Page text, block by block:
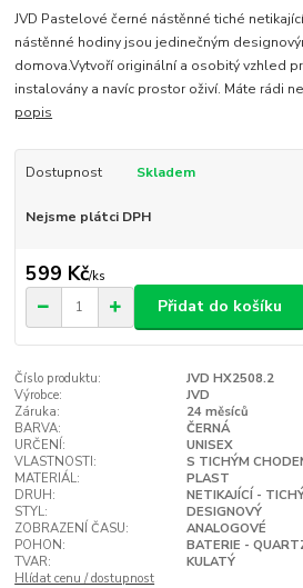
JVD Pastelové černé nástěnné tiché
nástěnné hodiny jsou jedinečným
domova.Vytvoří originální a osobitý vzhled
instalovány a navíc prostor oživí. Máte rádi
popis
Dostupnost Skladem
Nejsme plátci DPH
599 Kč/ks
Přidat do košíku
Číslo produktu:
JVD HX2508.2
Výrobce:
JVD
Záruka:
24 měsíců
BARVA:
ČERNÁ
URČENÍ:
UNISEX
VLASTNOSTI:
S TICHÝM
MATERIÁL:
PLAST
DRUH:
NETIKAJÍCÍ -
STYL:
DESIGNOVÝ
ZOBRAZENÍ ČASU:
ANALOGOVÉ
POHON:
BATERIE -
TVAR:
KULATÝ
Hlídat cenu / dostupnost